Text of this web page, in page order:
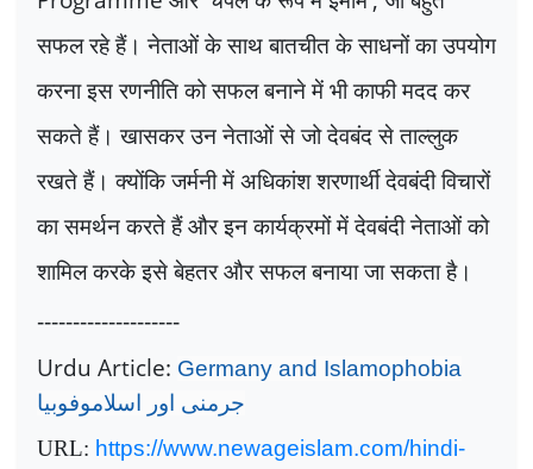
सफल रहे हैं। नेताओं के साथ बातचीत के साधनों का उपयोग
करना इस रणनीति को सफल बनाने में भी काफी मदद कर
सकते हैं। खासकर उन नेताओं से जो देवबंद से ताल्लुक
रखते हैं। क्योंकि जर्मनी में अधिकांश शरणार्थी देवबंदी विचारों
का समर्थन करते हैं और इन कार्यक्रमों में देवबंदी नेताओं को
शामिल करके इसे बेहतर और सफल बनाया जा सकता है।
--------------------
Urdu Article: Germany and Islamophobia
جرمنی اور اسلاموفوبیا
URL: https://www.newageislam.com/hindi-